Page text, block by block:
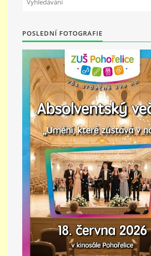
KURZY
KONTAKTY
PŘÍMĚSTSKÝ TÁBOR
MISS VÝTVARNÝ MODEL
ZAMĚSTNÁNÍ
DOTACE
GDPR
ZUŠ Pohořelice
Školní 462
POSLEDNÍ FOTOGRAFIE